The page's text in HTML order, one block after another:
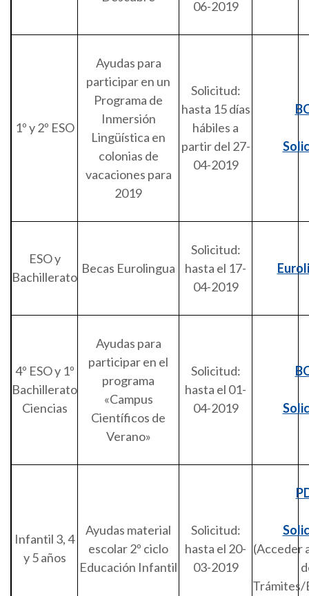
06-2019
1º y 2º ESO
Ayudas para
participar en un
Programa de
Inmersión
Lingüística en
colonias de
vacaciones para
2019
Solicitud:
hasta 15 días
hábiles a
partir del 27-
04-2019
ESO y
Bachillerato
Becas Eurolingua
Solicitud:
hasta el 17-
04-2019
4º ESO y 1º
Bachillerato
Ciencias
Ayudas para
participar en el
programa
«Campus
Científicos de
Verano»
Solicitud:
hasta el 01-
04-2019
Infantil 3, 4
y 5 años
Ayudas material
escolar 2º ciclo
Educación Infantil
Solicitud:
hasta el 20-
03-2019
(Acceder
Trámites/